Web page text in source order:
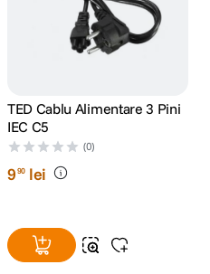
ulanzi
10 godox
TED Cablu Alimentare 3 Pini
IEC C5
(0)
990 lei